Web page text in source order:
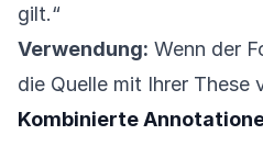
gilt.“
Verwendung: Wenn der
die Quelle mit Ihrer These
Kombinierte